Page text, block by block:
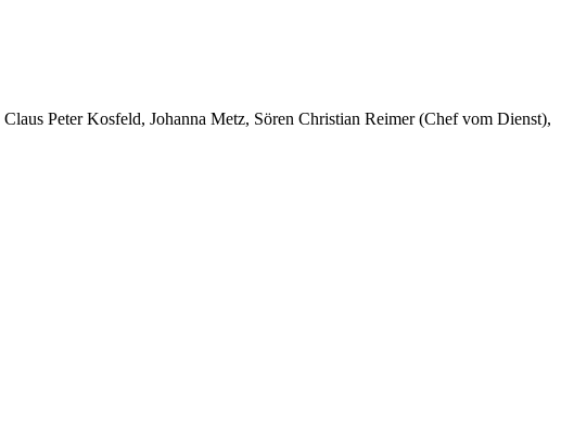
Claus Peter Kosfeld, Johanna Metz, Sören Christian Reimer (Chef vom Dienst),